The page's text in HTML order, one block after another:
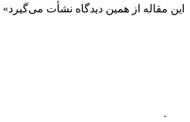
این مقاله از همین دیدگاه نشأت می‌گیرد»
.